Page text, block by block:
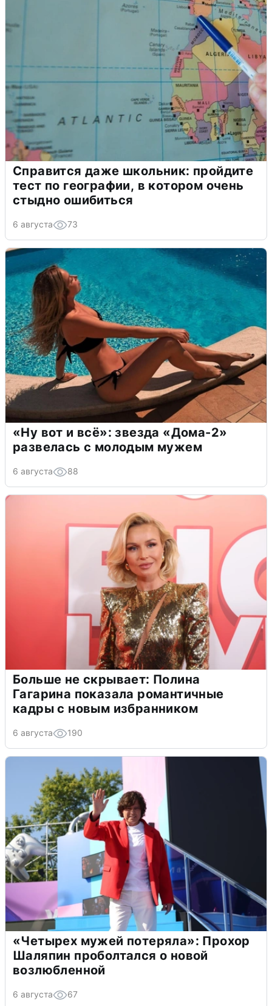
Справится даже школьник: пройдите
тест по географии, в котором очень
стыдно ошибиться
6 августа 73
«Ну вот и всё»: звезда «Дома-2»
развелась с молодым мужем
6 августа 88
Больше не скрывает: Полина
Гагарина показала романтичные
кадры с новым избранником
6 августа 190
«Четырех мужей потеряла»: Прохор
Шаляпин проболтался о новой
возлюбленной
6 августа 67